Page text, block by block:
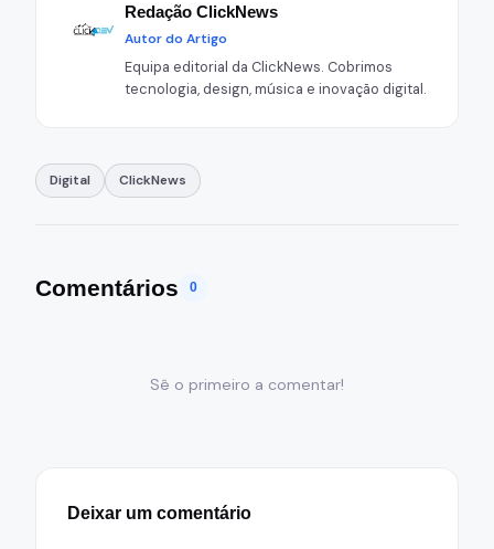
Redação ClickNews
Autor do Artigo
Equipa editorial da ClickNews. Cobrimos
tecnologia, design, música e inovação digital.
Digital ClickNews
Comentários 0
Sê o primeiro a comentar!
Deixar um comentário